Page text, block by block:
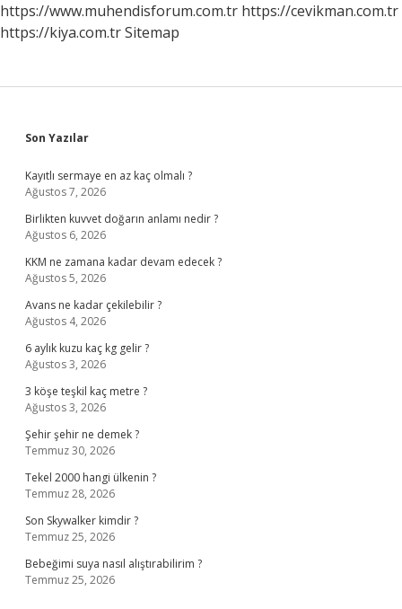
https://www.muhendisforum.com.tr https://cevikman.com.tr
https://kiya.com.trSitemap
Sidebar
Son Yazılar
Kayıtlı sermaye en az kaç olmalı ?
Ağustos 7, 2026
Birlikten kuvvet doğarın anlamı nedir ?
Ağustos 6, 2026
KKM ne zamana kadar devam edecek ?
Ağustos 5, 2026
Avans ne kadar çekilebilir ?
Ağustos 4, 2026
6 aylık kuzu kaç kg gelir ?
Ağustos 3, 2026
3 köşe teşkil kaç metre ?
Ağustos 3, 2026
Şehir şehir ne demek ?
Temmuz 30, 2026
Tekel 2000 hangi ülkenin ?
Temmuz 28, 2026
Son Skywalker kimdir ?
Temmuz 25, 2026
Bebeğimi suya nasıl alıştırabilirim ?
Temmuz 25, 2026